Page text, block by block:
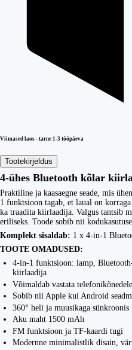
Viimased laos - tarne 1-3 tööpäeva
Tootekirjeldus
4-ühes Bluetooth kõlar
Praktiline ja kaasaegne seade, mis
1 funktsioon tagab, et laual on
ka traadita kiirlaadija. Valgus tantsib
eriliseks. Toode sobib nii
Komplekt sisaldab: 1 x 4-in-1
TOOTE OMADUSED:
4-in-1 funktsioon: lamp,
kiirlaadija
Võimaldab vastata
Sobib nii Apple kui Android
360° heli ja muusikaga
Aku maht 1500 mAh
FM funktsioon ja TF-kaardi tugi
Modernne minimalistlik disain,